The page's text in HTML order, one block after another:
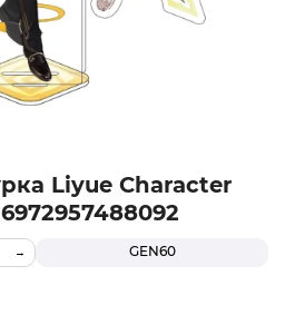
Liyue Character
GEN60